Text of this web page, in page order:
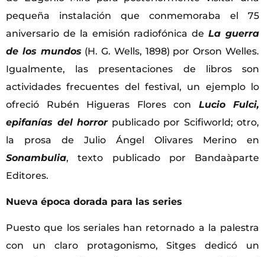
pequeña instalación que conmemoraba el 75
aniversario de la emisión radiofónica deLa guerra
de los mundos(H. G. Wells, 1898) por Orson Welles.
Igualmente, las presentaciones de libros son
actividades frecuentes del festival, un ejemplo lo
ofreció Rubén Higueras Flores con Lucio Fulci,
epifanías del horrorpublicado por Scifiworld; otro,
la prosa de Julio Ángel Olivares Merino en
Sonambulia, texto publicado por Bandaàparte
Editores.
Nueva época dorada para las series
Puesto que los seriales han retornado a la palestra
con un claro protagonismo, Sitges dedicó un